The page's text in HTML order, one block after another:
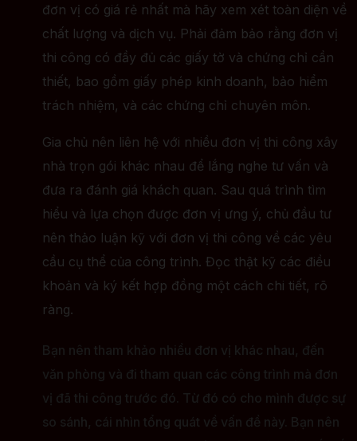
đơn vị có giá rẻ nhất mà hãy xem xét toàn diện về
chất lượng và dịch vụ. Phải đảm bảo rằng đơn vị
thi công có đầy đủ các giấy tờ và chứng chỉ cần
thiết, bao gồm giấy phép kinh doanh, bảo hiểm
trách nhiệm, và các chứng chỉ chuyên môn.
Gia chủ nên liên hệ với nhiều đơn vị thi công xây
nhà trọn gói khác nhau để lắng nghe tư vấn và
đưa ra đánh giá khách quan. Sau quá trình tìm
hiểu và lựa chọn được đơn vị ưng ý, chủ đầu tư
nên thảo luận kỹ với đơn vị thi công về các yêu
cầu cụ thể của công trình. Đọc thật kỹ các điều
khoản và ký kết hợp đồng một cách chi tiết, rõ
ràng.
Bạn nên tham khảo nhiều đơn vị khác nhau, đến
văn phòng và đi tham quan các công trình mà đơn
vị đã thi công trước đó. Từ đó có cho mình được sự
so sánh, cái nhìn tổng quát về vấn đề này. Bạn nên